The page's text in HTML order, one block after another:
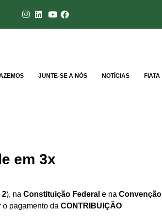
JUNTE-SE A NÓS NOTÍCIAS FIATA
em 3x
2), na Constituição Federal e na Convenção
o pagamento da CONTRIBUIÇÃO